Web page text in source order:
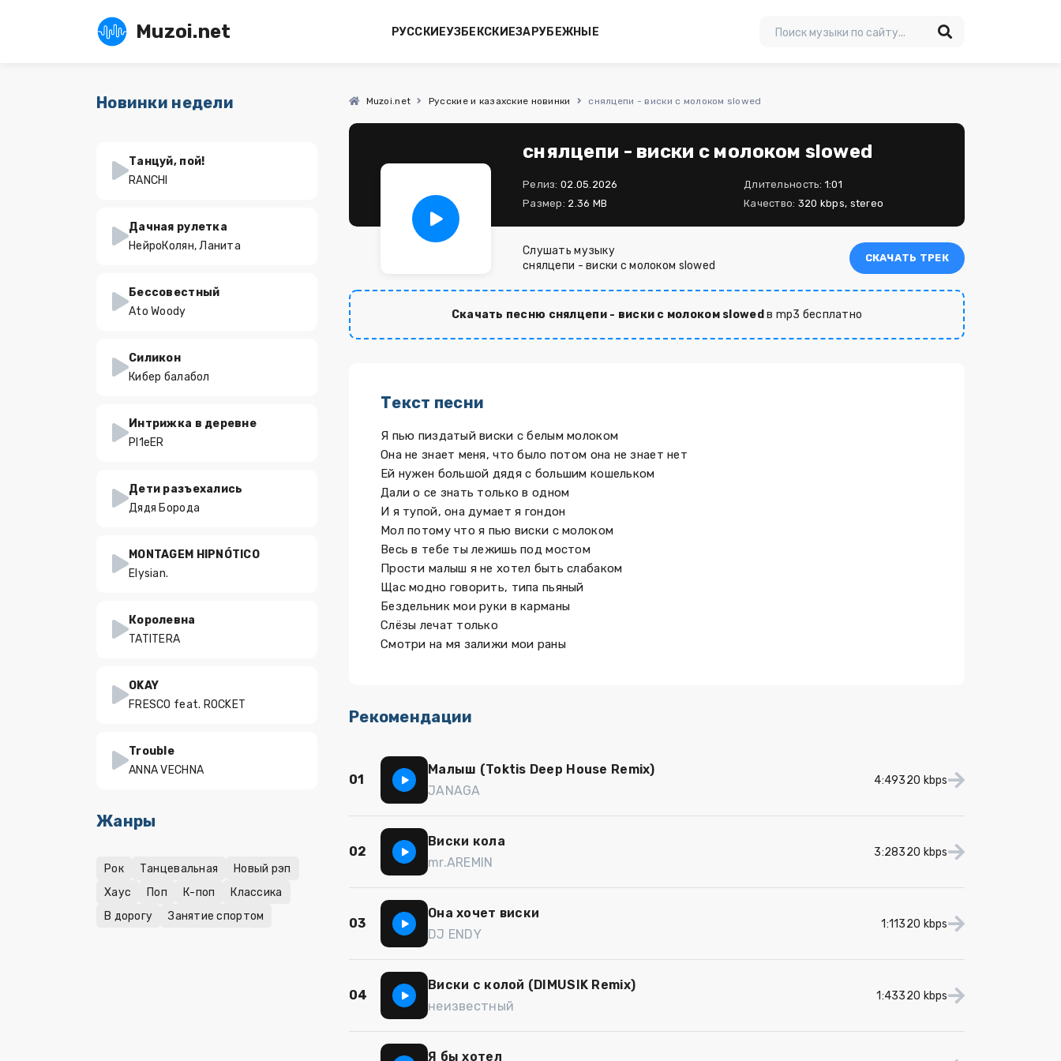
Muzoi.net РУССКИЕУЗБЕКСКИЕЗАРУБЕЖНЫЕ
Muzoi.net Русские и казахские новинки снялцепи - виски с молоком slowed
снялцепи - виски с молоком slowed
Релиз: 02.05.2026 Длительность: 1:01
Размер: 2.36 MB Качество: 320 kbps, stereo
Слушать музыку
снялцепи - виски с молоком slowed
СКАЧАТЬ ТРЕК
Скачать песню снялцепи - виски с молоком slowed в mp3 бесплатно
Текст песни
Я пью пиздатый виски с белым молоком
Она не знает меня, что было потом она не знает нет
Ей нужен большой дядя с большим кошельком
Дали о се знать только в одном
И я тупой, она думает я гондон
Мол потому что я пью виски с молоком
Весь в тебе ты лежишь под мостом
Прости малыш я не хотел быть слабаком
Щас модно говорить, типа пьяный
Бездельник мои руки в карманы
Слёзы лечат только
Смотри на мя залижи мои раны
Рекомендации
01
Малыш (Toktis Deep House Remix)
JANAGA
4:49320 kbps
02
Виски кола
mr.AREMIN
3:28320 kbps
03
Она хочет виски
DJ ENDY
1:11320 kbps
04
Виски с колой (DIMUSIK Remix)
неизвестный
1:43320 kbps
Я бы хотел
Новинки недели
Танцуй, пой!
RANCHI
Дачная рулетка
НейроКолян, Ланита
Бессовестный
Ato Woody
Силикон
Кибер балабол
Интрижка в деревне
PI1eER
Дети разъехались
Дядя Борода
MONTAGEM HIPNÓTICO
Elysian.
Королевна
TATITERA
OKAY
FRESCO feat. ROCKET
Trouble
ANNA VECHNA
Жанры
Рок Танцевальная
Новый рэп
Хаус
Поп К-поп
Классика
В дорогу
Занятие спортом